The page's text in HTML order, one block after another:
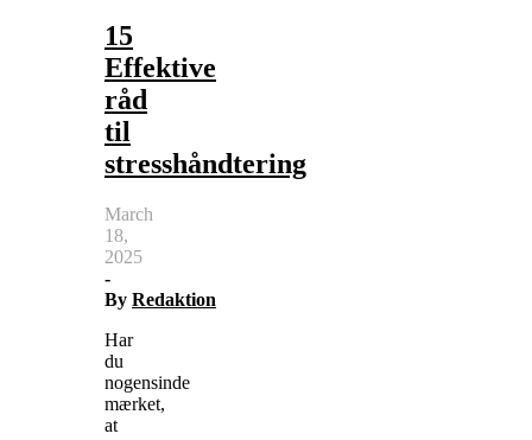
15
Effektive
råd
til
stresshåndtering
March
18,
2025
-
By Redaktion
Har
du
nogensinde
mærket,
at